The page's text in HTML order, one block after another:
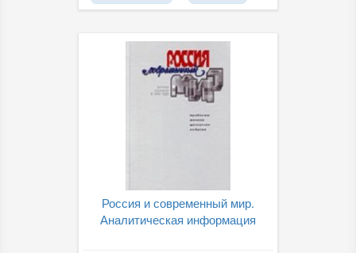
Россия и современный мир.
Аналитическая информация